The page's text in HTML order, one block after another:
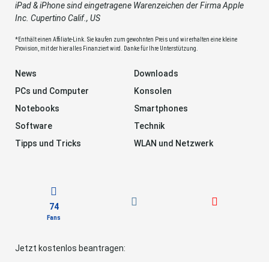
iPad & iPhone sind eingetragene Warenzeichen der Firma Apple
Inc. Cupertino Calif., US
*Enthält einen Affiliate-Link. Sie kaufen zum gewohnten Preis und wir erhalten eine kleine
Provision, mit der hier alles Finanziert wird. Danke für Ihre Unterstützung.
News
Downloads
PCs und Computer
Konsolen
Notebooks
Smartphones
Software
Technik
Tipps und Tricks
WLAN und Netzwerk
74
Fans
Jetzt kostenlos beantragen: